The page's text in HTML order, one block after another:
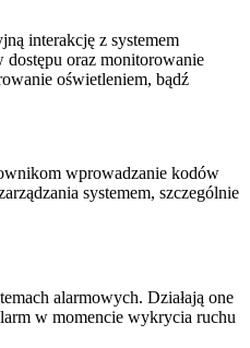
interakcję z systemem
dostępu oraz monitorowanie
oświetleniem, bądź
wprowadzanie kodów
systemem, szczególnie
alarmowych. Działają one
w momencie wykrycia ruchu